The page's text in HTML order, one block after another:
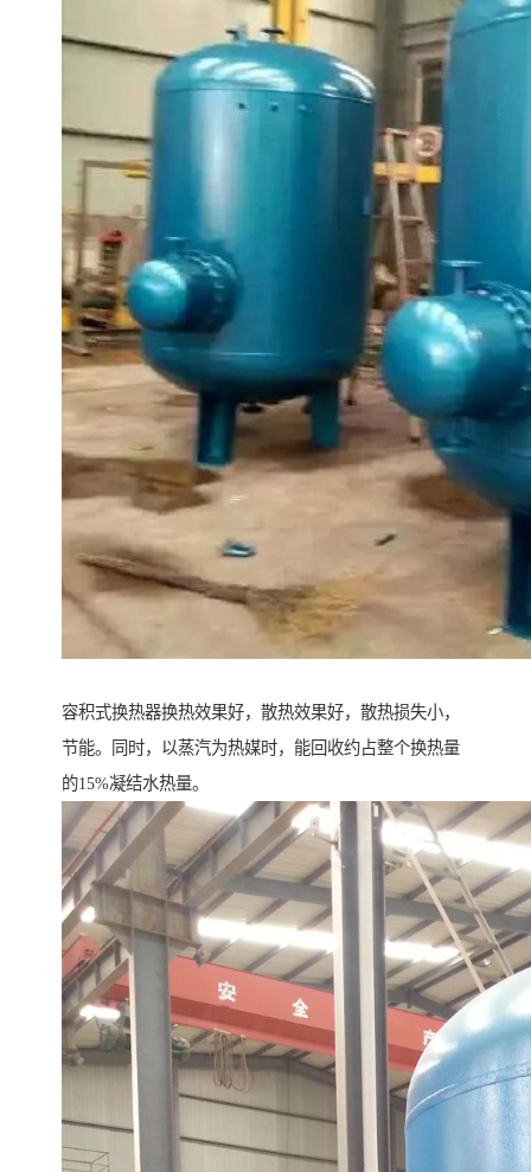
容积式换热器换热效果好，散热效果好，散热损失小，
节能。同时，以蒸汽为热媒时，能回收约占整个换热量
的15%凝结水热量。